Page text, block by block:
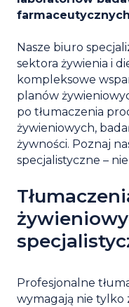
Nasze biuro
sektora żywienia i
kompleksowe
planów
po tłumaczenia
żywieniowych,
żywności. Poznaj
specjalistyczne –
Profesjonalne
wymagają nie tylko